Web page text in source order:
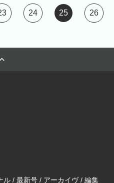
24 25 26
ル / 最新号 / アーカイヴ/ 編集